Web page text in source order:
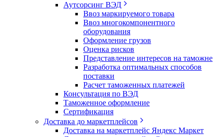
Аутсорсинг ВЭД
Ввоз маркируемого товара
Ввоз многокомпонентного
оборудования
Оформление грузов
Оценка рисков
Представление интересов на таможне
Разработка оптимальных способов
поставки
Расчет таможенных платежей
Консультация по ВЭД
Таможенное оформление
Сертификация
Доставка до маркетплейсов
Доставка на маркетплейс Яндекс Маркет